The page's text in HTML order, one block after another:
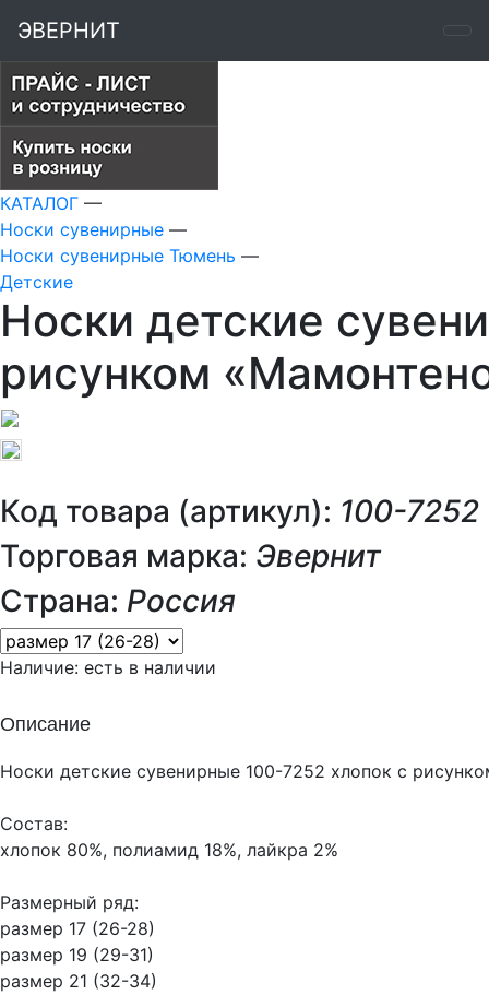
ЭВЕРНИТ
КАТАЛОГ —
Носки сувенирные —
Носки сувенирные Тюмень —
Детские
Носки детские
рисунком
Код товара (артикул): 100-7252
Торговая марка: Эвернит
Страна: Россия
Наличие: есть в наличии
Описание
Носки детские сувенирные 100-7252 хлопок с
Состав:
хлопок 80%, полиамид 18%, лайкра 2%
Размерный ряд:
размер 17 (26-28)
размер 19 (29-31)
размер 21 (32-34)